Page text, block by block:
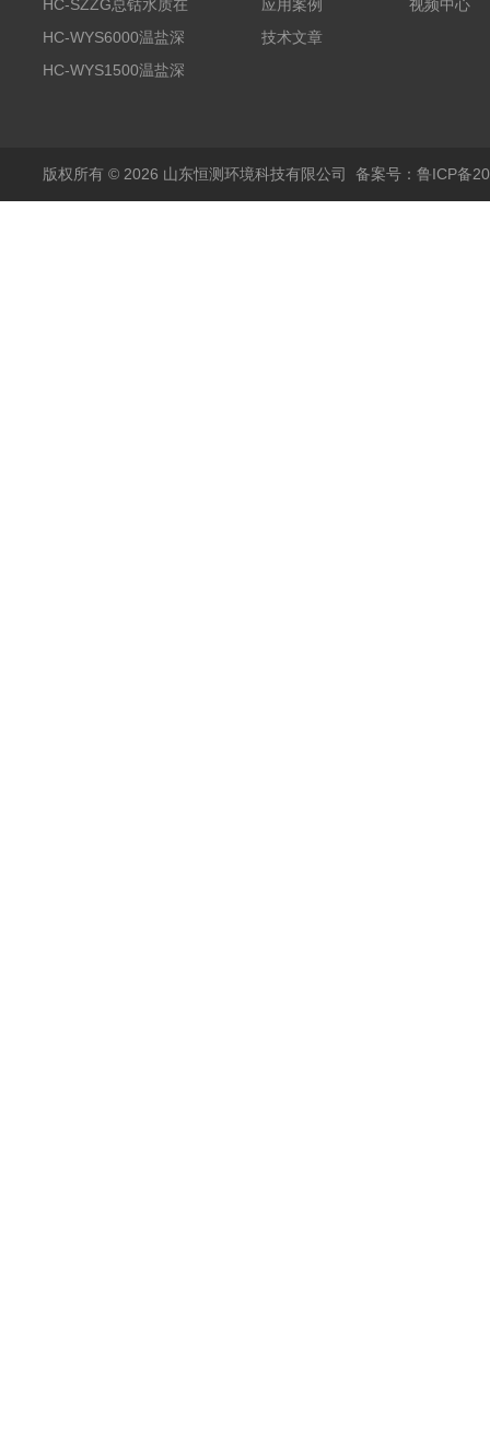
分析仪
HC-SZZG总钴水质在
线分析仪
HC-WYS6000温盐深
分析仪
HC-WYS1500温盐深
应用案例
技术文章
视频中心
版权所有 © 2026 山东恒测环境科技有限公司 备案号：鲁ICP备